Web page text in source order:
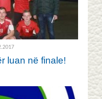
luan në finale!